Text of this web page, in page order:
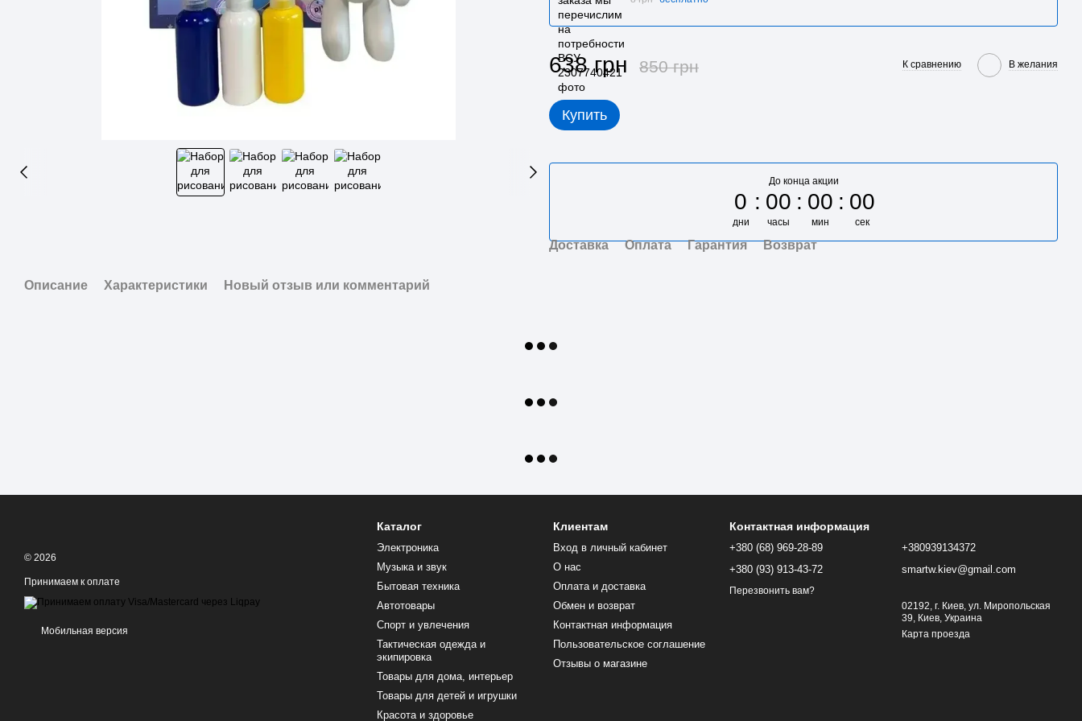
638 грн 850 грн К сравнению В желания
Купить
До конца акции
0
дни
00
часы
00
мин
00
сек
Доставка Оплата Гарантия Возврат
Описание Характеристики Новый отзыв или комментарий
© 2026
Принимаем к оплате
Мобильная версия
Каталог
Электроника
Музыка и звук
Бытовая техника
Автотовары
Спорт и увлечения
Тактическая одежда и
экипировка
Товары для дома, интерьер
Товары для детей и игрушки
Красота и здоровье
Клиентам
Вход в личный кабинет
О нас
Оплата и доставка
Обмен и возврат
Контактная информация
Пользовательское соглашение
Отзывы о магазине
Контактная информация
+380 (68) 969-28-89
+380 (93) 913-43-72
Перезвонить вам?
+380939134372
smartw.kiev@gmail.com
02192, г. Киев, ул. Миропольская
39, Киев, Украина
Карта проезда